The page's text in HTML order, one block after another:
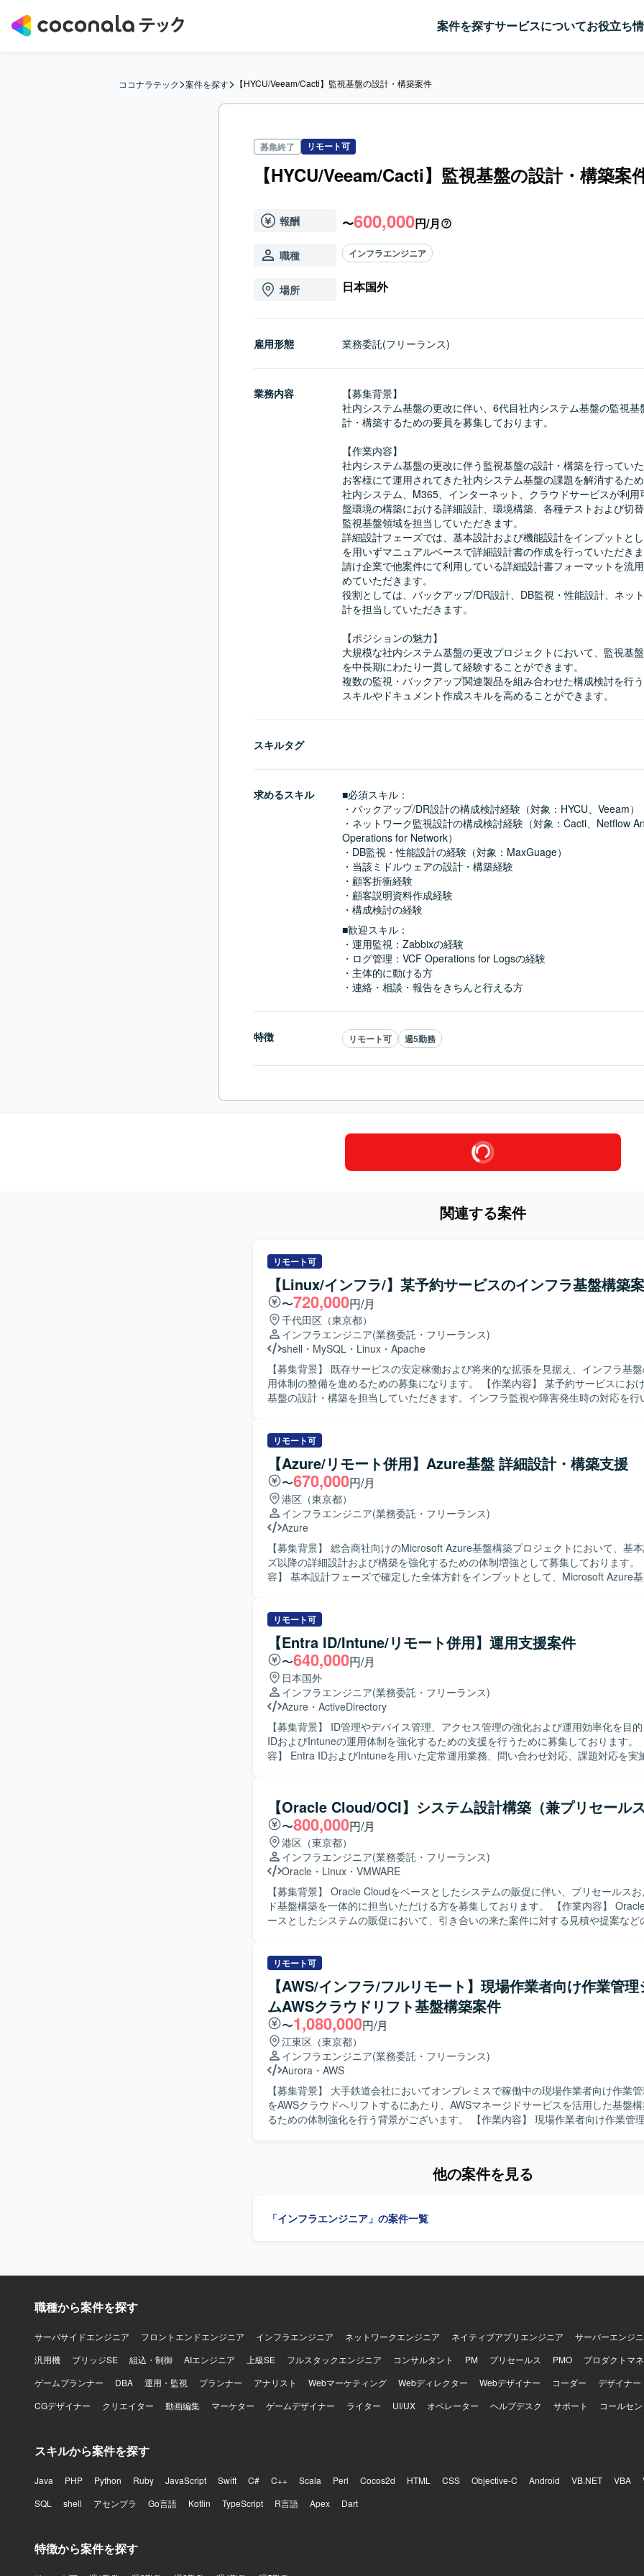
案件を探すサービスについてお役立ち
ココナラテック>案件を探す> 【HYCU/Veeam/Cacti】監視基盤の設計・構築案件
募集終了 リモート可
【HYCU/Veeam/Cacti】監視基盤の設計・構築案
報酬 〜600,000円/月
職種 インフラエンジニア
場所 日本国外
雇用形態 業務委託(フリーランス)
業務内容
【募集背景】
社内システム基盤の更改に伴い、6代目社内システム基盤の監視基
計・構築するための要員を募集しております。
【作業内容】
社内システム基盤の更改に伴う監視基盤の設計・構築を行ってい
お客様にて運用されてきた社内システム基盤の課題を解消するた
社内システム、M365、インターネット、クラウドサービスが利用
盤環境の構築における詳細設計、環境構築、各種テストおよび切
監視基盤領域を担当していただきます。
詳細設計フェーズでは、基本設計および機能設計をインプットと
を用いずマニュアルベースで詳細設計書の作成を行っていただき
請け企業で他案件にて利用している詳細設計書フォーマットを流
めていただきます。
役割としては、バックアップ/DR設計、DB監視・性能設計、ネッ
計を担当していただきます。
【ポジションの魅力】
大規模な社内システム基盤の更改プロジェクトにおいて、監視基
を中長期にわたり一貫して経験することができます。
複数の監視・バックアップ関連製品を組み合わせた構成検討を行
スキルやドキュメント作成スキルを高めることができます。
スキルタグ
求めるスキル
■必須スキル：
・バックアップ/DR設計の構成検討経験（対象：HYCU、Veeam）
・ネットワーク監視設計の構成検討経験（対象：Cacti、Netflow
Operations for Network）
・DB監視・性能設計の経験（対象：MaxGuage）
・当該ミドルウェアの設計・構築経験
・顧客折衝経験
・顧客説明資料作成経験
・構成検討の経験
■歓迎スキル：
・運用監視：Zabbixの経験
・ログ管理：VCF Operations for Logsの経験
・主体的に動ける方
・連絡・相談・報告をきちんと行える方
特徴 リモート可 週5勤務
関連する案件
リモート可
【Linux/インフラ/】某予約サービスのインフラ基盤構築
〜720,000円/月
千代田区（東京都）
インフラエンジニア(業務委託・フリーランス)
shell ・ MySQL ・ Linux ・ Apache
【募集背景】 既存サービスの安定稼働および将来的な拡張を見据え、インフラ基
用体制の整備を進めるための募集になります。 【作業内容】 某予約サービスにおけるインフラ
基盤の設計・構築を担当していただきます。インフラ監視や障害発生時の対応を行
ュニケーションを取りながら業務を進めることに抵抗がない方を求めています。既
とらわれず、より適切なアーキテクチャを主体的に提案できる方や、スキル面で不
も臨機応変に動き、キャッチアップしていける方が望ましいです。 【ポジションの魅力】 大規
模な予約サービスのインフラ基盤に携わることで、設計から構築、監視・運用まで
を経験することができます。開発チームとの距離が近く、インフラ観点からサービ
わる機会も多いため、技術力と提案力の双方を高められる環境です。 【開発環境】 Linux系OS
上でのLAMP系ミドルウェアを中心としたインフラ環境となります。シェルスクリ
用ツール開発や、Gitを用いたバージョン管理、プロビジョニングツールを利用し
どを行っていただきます。
リモート可
【Azure/リモート併用】Azure基盤 詳細設計・構築支援
〜670,000円/月
港区（東京都）
インフラエンジニア(業務委託・フリーランス)
Azure
【募集背景】 総合商社向けのMicrosoft Azure基盤構築プロジェクトにおいて、基
ズ以降の詳細設計および構築を強化するための体制増強として募集しております。 【作業内
容】 基本設計フェーズで確定した全体方針をインプットとして、Microsoft Azure
基づき、設定内容の整理および構築作業を実施していただきます。 Azure Policy
のガバナンス設定について、設計内容への反映および環境構築を行うとともに、詳
設定パラメータシートなど各種技術ドキュメントの作成も行っていただきます。
係者との技術的な調整を行い、設計内容に関する説明・レビュー対応を通じて、
ての設計品質および実装品質の担保を図っていただきます。 【求める人物像】 Azure基盤の設
計・構築に主体的かつ自律的に取り組み、基本設計方針を正確に理解したうえで詳
築へ落とし込める方を求めております。 顧客や関係者と円滑にコミュニケーショ
ら技術的な議論や説明ができ、レビューを通じて品質向上に貢献いただける方が望
す。 チーム内の方針に沿いながらも、自ら課題を見つけ解決に向けて行動できる
ジションです。 【ポジションの魅力】 エンタープライズ規模の総合商社向けAzure基盤プロジ
ェクトに参画し、ネットワーク、セキュリティ、権限管理、ガバナンスといった基
Policyなどのガバナンス設計にも関与することができます。 詳細設計から構築、ド
作成、技術調整まで一連の工程を通じて、上級エンジニアとしてのスキルを高めて
す。 【開発環境】 Microsoft Azure をベースとしたクラウド基盤環境で作業していただきま
す。 IaCにはBicep、ARM Template、Terraformなどを用い、Azure PolicyやRBAC
たガバナンス・権限管理を行います。 必要に応じてAzure DevOpsなどのサービス
ら、設計書・パラメータシートなど各種技術ドキュメントを整備していただきます
リモート可
【Entra ID/Intune/リモート併用】運用支援案件
〜640,000円/月
日本国外
インフラエンジニア(業務委託・フリーランス)
Azure ・ ActiveDirectory
【募集背景】 ID管理やデバイス管理、アクセス管理の強化および運用効率化を目
IDおよびIntuneの運用体制を強化するための支援を行うために募集しております。 【作業内
容】 Entra IDおよびIntuneを用いた定常運用業務、問い合わせ対応、課題対応を実
とした運用支援を行っていただきます。アクセス管理では、セキュリティ向上を目
種ポリシー運用や改善を担当していただきます。デバイス管理では、セキュリティ
運用効率化を目的としたポリシー設計や運用支援を行っていただきます。アプリ管
は、セキュリティ向上を目的としたアプリ配布やアプリ保護ポリシーの運用支援を
だきます。AVD実装においては、ID統合管理技術の観点からEntra IDおよびIntune
サポートを実施していただきます。 【求める人物像】 課題の背景や要件を正しく理解し、主体
的に解決策を検討し提案から実施まで推進できる方を求めております。新しい技術
学び、自らの知識として吸収できる方、指示待ちにならず自律的に作業を見つけて
トの進捗に貢献できる方を歓迎いたします。また、不明点を放置せず、自ら調査し
ンバーに相談するなど、コミュニケーションを取りながら業務を進められる方を求
理基盤の運用に携わることで、セキュリティやガバナンス強化に直結する実務経験
ができます。ID管理やアクセス管理、デバイス管理、アプリ管理など幅広い領域に
め、クラウドベースのエンドポイント管理やID管理に関する知識とスキルを総合的
とができるポジションです。 【開発環境】 Entra ID、Intune、AVDなどのクラウドベースのID
管理およびデバイス管理環境を利用いたします。
【Oracle Cloud/OCI】システム設計構築（兼プリセール
〜800,000円/月
港区（東京都）
インフラエンジニア(業務委託・フリーランス)
Oracle ・ Linux ・ VMWARE
【募集背景】 Oracle Cloudをベースとしたシステムの販促に伴い、プリセールス
ド基盤構築を一体的に担当いただける方を募集しております。 【作業内容】 Oracle Cloudをベ
ースとしたシステムの販促において、引き合いの来た案件に対する見積や提案など
ネットワークのみではなく、監視やバックアップ、セキュリティ、運用といった非
含めたクラウドインフラ全体の設計・構築に携わっていただきます。 【求める人物像】 お客様
との仕様調整や認識合わせを主体的に行いながら、クラウド基盤全体を俯瞰して設
リードしていただける方を求めております。技術的な知見をもとに提案内容をわか
明し、関係者と円滑にコミュニケーションが取れる方を歓迎いたします。 【ポジションの魅
力】 プリセールスから設計・構築まで一連のフェーズに関わることができ、
Infrastructureを中心としたクラウドインフラの知見を幅広く深めていただけます
上流工程における調整や提案活動を通じて、技術力だけでなく提案力やリーダーシ
ていただけるポジションです。 【開発環境】 Oracle Cloud Infrastructure(OCI)を中心としたク
ラウド環境をベースに、監視やバックアップ、セキュリティ、運用などの非機能要
たインフラ設計・構築を行っていただきます。
リモート可
【AWS/インフラ/フルリモート】現場作業者向け作業管
ムAWSクラウドリフト基盤構築案件
〜1,080,000円/月
江東区（東京都）
インフラエンジニア(業務委託・フリーランス)
Aurora ・ AWS
【募集背景】 大手鉄道会社においてオンプレミスで稼働中の現場作業者向け作業
をAWSクラウドへリフトするにあたり、AWSマネージドサービスを活用した基盤
るための体制強化を行う背景がございます。 【作業内容】 現場作業者向け作業管理システムの
コンテナ基盤、データベース、認証連携、監視やバックアップなどの基盤設計に落
用いたデータ基盤設計を行っていただきます。また、WAFやGuardDuty、Security
ネットワーク設定や、障害対応、バックアップおよびリストア、権限、コスト監視
ニケーション力を発揮いただける方を想定しております。オンプレミス資産の制約
ョンです。 【ポジションの魅力】 大手鉄道会社向けの高可用性かつ高セキュリティが求められ
る基盤を、AWSマネージドサービスを中心にゼロから設計し構築していく経験を
きます。非機能要件定義から設計、IaC実装、運用設計まで幅広い工程に関与でき
ウドアーキテクトとしてのスキルを総合的に高めていただけます。また、セキュリ
GuardDuty、Security Hub、AWS Config、CloudTrail、AWS Shield、CloudWatch
OneLoginによるSSO連携、SAML/OIDCによる認証連携などの環境で作業いただき
他の案件を見る
「インフラエンジニア」の案件一覧
職種から案件を探す
サーバサイドエンジニア フロントエンドエンジニア インフラエンジニア ネットワークエンジニア ネイティブアプリエンジニア
サーバーエンジ
汎用機
ブリッジSE 組込・制御 AIエンジニア 上級SE フルスタックエンジニア コンサルタント PM プリセールス PMO
プロダクトマ
ゲームプランナー
DBA 運用・監視 プランナー アナリスト Webマーケティング Webディレクター Webデザイナー コーダー
デザイナー
CGデザイナー
クリエイター 動画編集 マーケター ゲームデザイナー ライター UI/UX オペレーター ヘルプデスク サポート コールセ
スキルから案件を探す
Java PHP Python Ruby JavaScript Swift C# C++ Scala Perl Cocos2d HTML CSS Objective-C Android VB.NET VBA
SQL
shell アセンブラ Go言語 Kotlin TypeScript R言語 Apex Dart
特徴から案件を探す